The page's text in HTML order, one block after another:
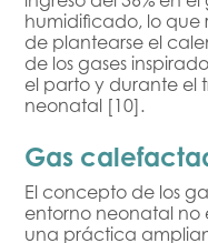
humidificado, lo que
de plantearse el
de los gases
el parto y durante el
neonatal [10].
Gas
El concepto de los
entorno neonatal no
una práctica